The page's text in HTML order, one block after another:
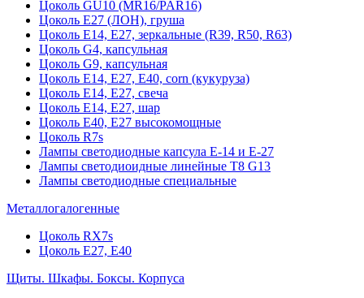
Цоколь GU10 (MR16/PAR16)
Цоколь Е27 (ЛОН), груша
Цоколь Е14, Е27, зеркальные (R39, R50, R63)
Цоколь G4, капсульная
Цоколь G9, капсульная
Цоколь Е14, Е27, Е40, corn (кукуруза)
Цоколь Е14, Е27, свеча
Цоколь Е14, Е27, шар
Цоколь Е40, Е27 высокомощные
Цоколь R7s
Лампы светодиодные капсула Е-14 и Е-27
Лампы светодиоидные линейные T8 G13
Лампы светодиодные специальные
Металлогалогенные
Цоколь RX7s
Цоколь Е27, E40
Щиты. Шкафы. Боксы. Корпуса